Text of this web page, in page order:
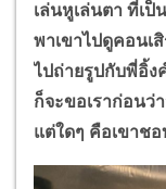
เล่นหูเล่นตา ที่เป็
พาเขาไปดูคอนเ
ไปถ่ายรูปกับพี่อิ้ง
ก็จะขอเราก่อนว่
แต่ใดๆ คือเขาช